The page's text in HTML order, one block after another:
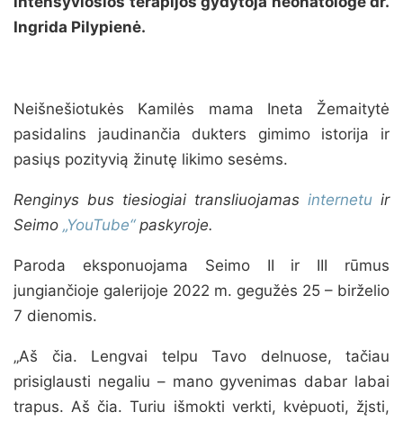
Ingrida Pilypienė.
Neišnešiotukės Kamilės mama Ineta Žemaitytė
pasidalins jaudinančia dukters gimimo istorija ir
pasiųs pozityvią žinutę likimo sesėms.
Renginys bus tiesiogiai transliuojamas internetu ir
Seimo „YouTube“paskyroje.
Paroda eksponuojama Seimo II ir III rūmus
jungiančioje galerijoje 2022 m. gegužės 25 – birželio
7 dienomis.
„Aš čia. Lengvai telpu Tavo delnuose, tačiau
prisiglausti negaliu – mano gyvenimas dabar labai
trapus. Aš čia. Turiu išmokti verkti, kvėpuoti, žįsti,